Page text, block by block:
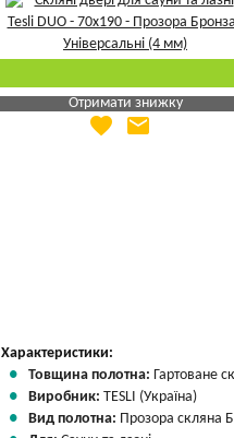
Отримати знижку
Яка Ваша ціна
favorite email
Характеристики:
Товщина полотна: Гартоване
Виробник: TESLI (Україна)
Вид полотна: Прозора скляна